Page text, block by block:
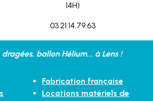
14H)
03.21.14.79.63
ballon Hélium... à Lens !
Fabrication française
Locations matériels de